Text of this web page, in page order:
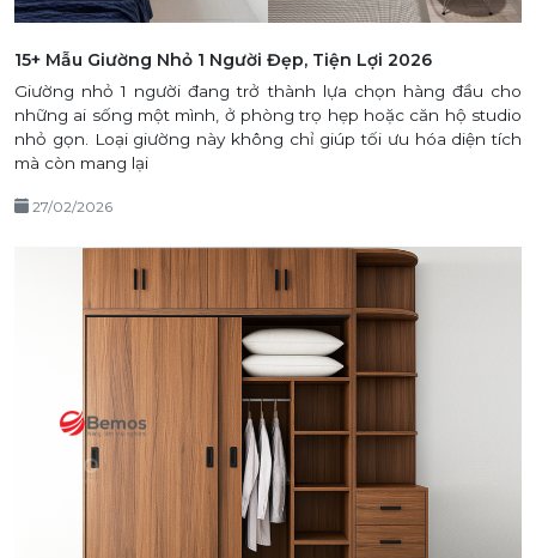
15+ Mẫu Giường Nhỏ 1 Người Đẹp, Tiện Lợi 2026
Giường nhỏ 1 người đang trở thành lựa chọn hàng đầu cho
những ai sống một mình, ở phòng trọ hẹp hoặc căn hộ studio
nhỏ gọn. Loại giường này không chỉ giúp tối ưu hóa diện tích
mà còn mang lại
27/02/2026